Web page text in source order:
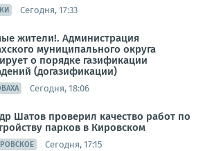
Сегодня, 17:33
жители!. Администрация
муниципального округа
о порядке газификации
(догазификации)
Сегодня, 18:06
Шатов проверил качество работ по
парков в Кировском
Сегодня, 17:15